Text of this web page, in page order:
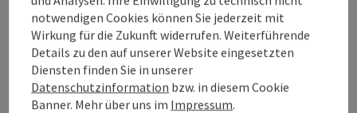
Barrierefreiheit
notwendigen Cookies können Sie jederzeit mit
Wirkung für die Zukunft widerrufen. Weiterführende
Details zu den auf unserer Website eingesetzten
Diensten finden Sie in unserer
Datenschutzinformation bzw. in diesem Cookie
Banner. Mehr über uns im Impressum.